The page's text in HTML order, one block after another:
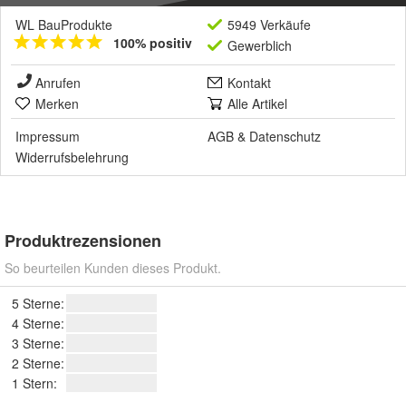
WL BauProdukte
100% positiv
5949 Verkäufe
Gewerblich
Anrufen
Kontakt
Merken
Alle Artikel
Impressum
AGB & Datenschutz
Widerrufsbelehrung
Produktrezensionen
So beurteilen Kunden dieses Produkt.
5 Sterne:
4 Sterne:
3 Sterne:
2 Sterne:
1 Stern: